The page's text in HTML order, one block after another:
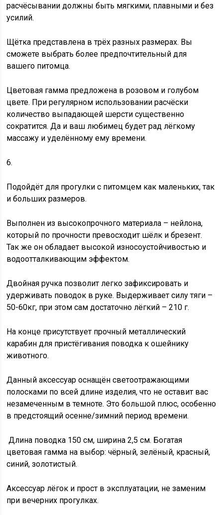
расчёсывании должны быть мягкими, плавными и без
усилий.
Щётка представлена в трёх разных размерах. Вы
сможете выбрать более предпочтительный для
вашего питомца.
Цветовая гамма предложена в розовом и голубом
цвете. При регулярном использовании расчёски
количество выпадающей шерсти существенно
сократится. Да и ваш любимец будет рад лёгкому
массажу и уделённому ему времени.
6.
Подойдёт для прогулки с питомцем как маленьких, так
и больших размеров.
Выполнен из высокопрочного материала – нейлона,
который по прочности превосходит шёлк и брезент.
Так же он обладает высокой износоустойчивостью и
водоотталкивающим эффектом.
Двойная ручка позволит легко зафиксировать и
удерживать поводок в руке. Выдерживает силу тяги –
50-60кг, при этом сам достаточно лёгкий – 210 г.
На конце присутствует прочный металлический
карабин для пристёгивания поводка к ошейнику
животного.
Данный аксессуар оснащён светоотражающими
полосками по всей длине изделия, что не оставит вас
незамеченным в темноте. Это большой плюс, особенно
в предстоящий осенне/зимний период времени.
Длина поводка 150 см, ширина 2,5 см. Богатая
цветовая гамма на выбор: чёрный, зелёный, красный,
синий, золотистый.
Аксессуар лёгок и прост в эксплуатации, не заменим
при вечерних прогулках.